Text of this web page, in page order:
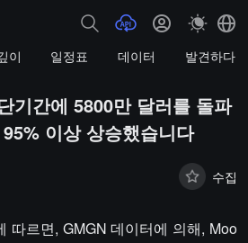
이 일정표 데이터 발견하다
기간에 5800만 달러를 돌파
이상 상승했습니다
수집
따르면, GMGN 데이터에 의해, Moo